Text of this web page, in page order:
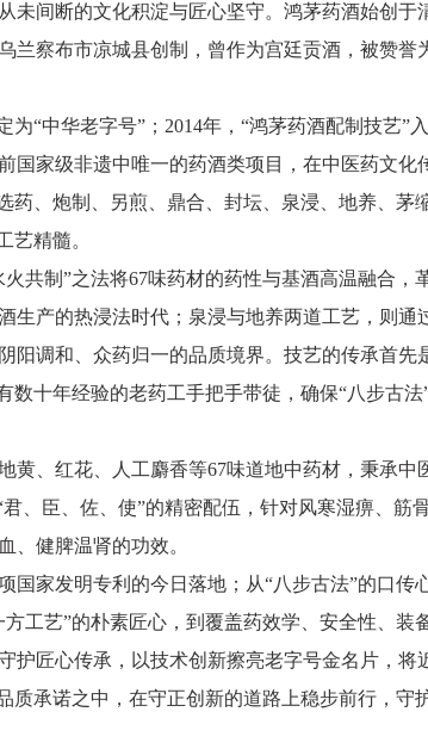
未间断的文化积淀与匠心坚守。鸿茅药酒始创于
兰察布市凉城县创制，曾作为宫廷贡酒，被赞誉
为“中华老字号”；2014年，“鸿茅药酒配制技艺”
国家级非遗中唯一的药酒类项目，在中医药文化
、炮制、另煎、鼎合、封坛、泉浸、地养、茅
艺精髓。
共制”之法将67味药材的药性与基酒高温融合，
生产的热浸法时代；泉浸与地养两道工艺，则通
阳调和、众药归一的品质境界。技艺的传承首先
数十年经验的老药工手把手带徒，确保“八步古法
黄、红花、人工麝香等67味道地中药材，秉承中
、臣、佐、使”的精密配伍，针对风寒湿痹、筋
、健脾温肾的功效。
国家发明专利的今日落地；从“八步古法”的口传
工艺”的朴素匠心，到覆盖药效学、安全性、装
匠心传承，以技术创新擦亮老字号金名片，将
质承诺之中，在守正创新的道路上稳步前行，守